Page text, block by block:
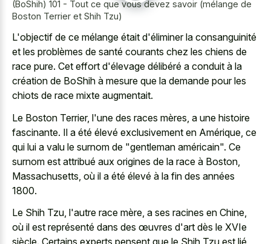
(BoShih) 101 - Tout ce que vous devez savoir (mélange de
Boston Terrier et Shih Tzu)
L'objectif de ce mélange était d'éliminer la consanguinité
et les problèmes de santé courants chez les chiens de
race pure. Cet effort d'élevage délibéré a conduit à la
création de BoShih à mesure que la demande pour les
chiots de race mixte augmentait.
Le Boston Terrier, l'une des races mères, a une histoire
fascinante. Il a été élevé exclusivement en Amérique, ce
qui lui a valu le surnom de "gentleman américain". Ce
surnom est attribué aux origines de la race à Boston,
Massachusetts, où il a été élevé à la fin des années
1800.
Le Shih Tzu, l'autre race mère, a ses racines en Chine,
où il est représenté dans des œuvres d'art dès le XVIe
siècle. Certains experts pensent que le Shih Tzu est lié